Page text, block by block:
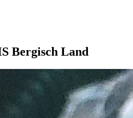
Bergisch Land